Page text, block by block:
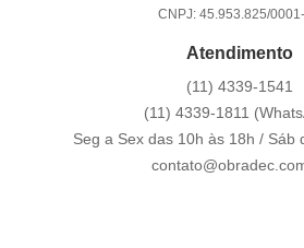
CNPJ: 45.953.825/
Atendimento
(11) 4339-1541
(11) 4339-1811
Seg a Sex das 10h às 18h / Sáb